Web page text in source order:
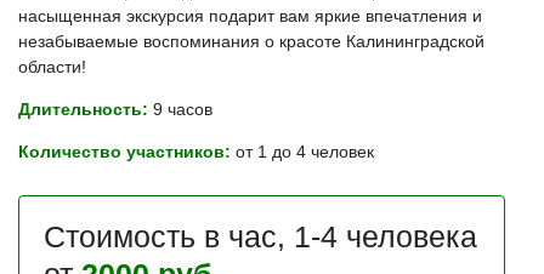
насыщенная экскурсия подарит вам яркие впечатления и
незабываемые воспоминания о красоте Калининградской
области!
Длительность: 9 часов
Количество участников: от 1 до 4 человек
Стоимость в час, 1-4 человека